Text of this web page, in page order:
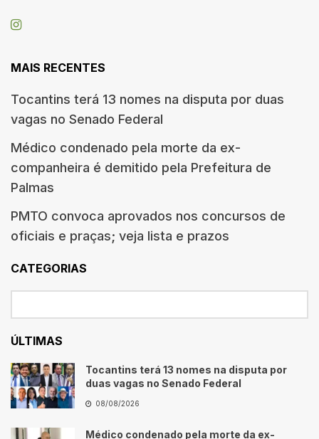
MAIS RECENTES
Tocantins terá 13 nomes na disputa por duas
vagas no Senado Federal
Médico condenado pela morte da ex-
companheira é demitido pela Prefeitura de
Palmas
PMTO convoca aprovados nos concursos de
oficiais e praças; veja lista e prazos
CATEGORIAS
ÚLTIMAS
Tocantins terá 13 nomes na disputa por
duas vagas no Senado Federal
08/08/2026
Médico condenado pela morte da ex-